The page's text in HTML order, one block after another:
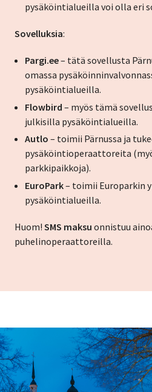
pysäköintialueilla voi olla eri
Sovelluksia:
Pargi.ee– tätä sovellusta
omassa
pysäköintialueilla.
Flowbird – myös tämä
julkisilla pysäköintialueilla.
Autlo – toimii Pärnussa ja
pysäköintioperaattoreita
parkkipaikkoja).
EuroPark– toimii Europarkin
pysäköintialueilla.
Huom! SMS maksu onnistuu
puhelinoperaattoreilla.